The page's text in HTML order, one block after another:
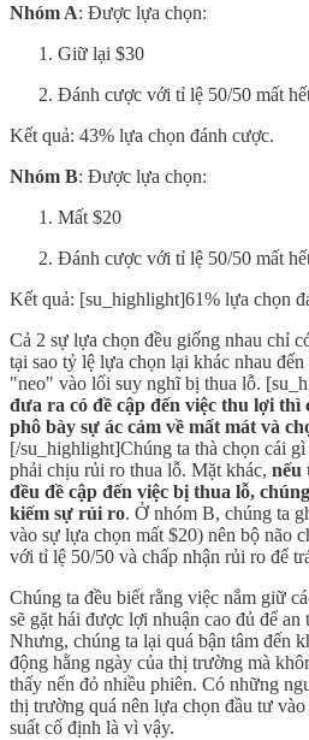
Nhóm A: Được lựa chọn:
Giữ lại $30
Đánh cược với tỉ lệ 50/50 mất
Kết quả: 43% lựa chọn đánh cược.
Nhóm B: Được lựa chọn:
Mất $20
Đánh cược với tỉ lệ 50/50 mất
Kết quả: [su_highlight]61% lựa chọn
Cả 2 sự lựa chọn đều giống nhau chỉ
tại sao tỷ lệ lựa chọn lại khác nhau
"neo" vào lối suy nghĩ bị thua lỗ.
đưa ra có đề cập đến việc thu lợi thì
phô bày sự ác cảm về mất mát và
[/su_highlight]Chúng ta thà chọn cái
phải chịu rủi ro thua lỗ. Mặt khác, nếu
đều đề cập đến việc bị thua lỗ,
kiếm sự rủi ro. Ở nhóm B, chúng ta
vào sự lựa chọn mất $20) nên bộ não
với tỉ lệ 50/50 và chấp nhận rủi ro để
Chúng ta đều biết rằng việc nắm giữ
sẽ gặt hái được lợi nhuận cao đủ để
Nhưng, chúng ta lại quá bận tâm đến
động hằng ngày của thị trường mà
thấy nến đỏ nhiều phiên. Có những
thị trường quá nên lựa chọn đầu tư
suất cố định là vì vậy.